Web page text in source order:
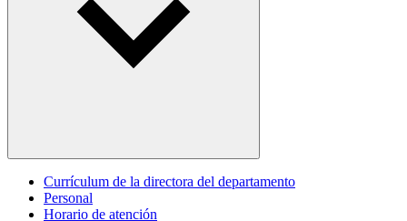
Currículum de la directora del departamento
Personal
Horario de atención